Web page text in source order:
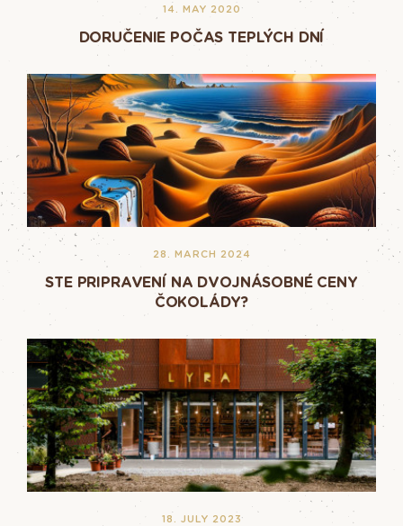
14. MAY 2020
DORUČENIE POČAS TEPLÝCH DNÍ
28. MARCH 2024
STE PRIPRAVENÍ NA DVOJNÁSOBNÉ CENY
ČOKOLÁDY?
18. JULY 2023